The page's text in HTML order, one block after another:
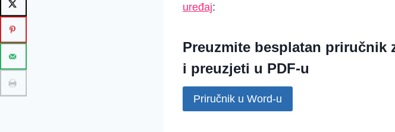
uređaj:
Preuzmite besplatan priručnik
i preuzjeti u PDF-u
Priručnik u Word-u